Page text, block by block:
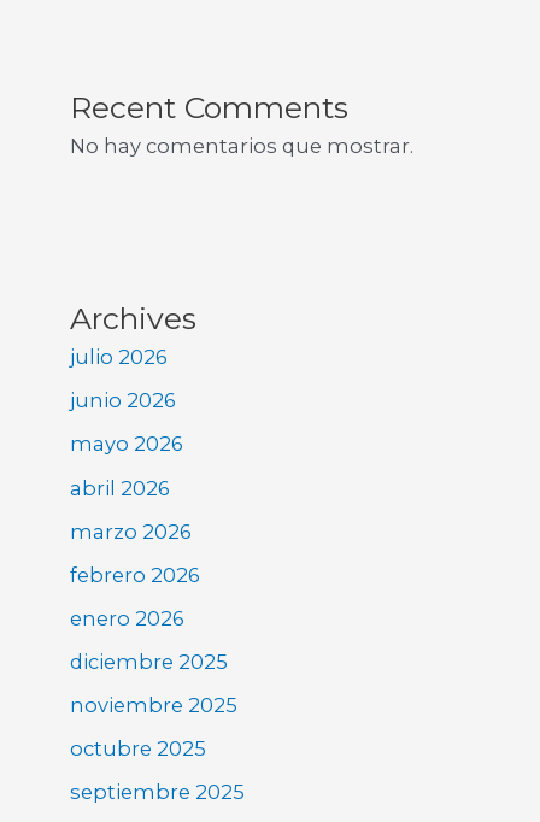
Recent Comments
No hay comentarios que mostrar.
Archives
julio 2026
junio 2026
mayo 2026
abril 2026
marzo 2026
febrero 2026
enero 2026
diciembre 2025
noviembre 2025
octubre 2025
septiembre 2025